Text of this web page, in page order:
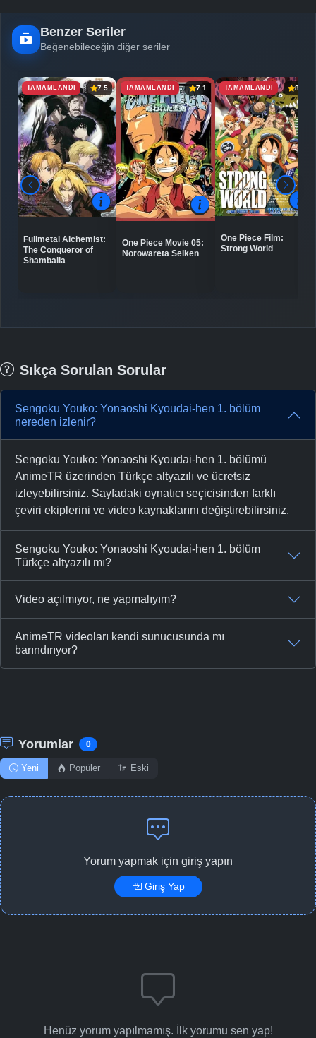
Benzer Seriler
Beğenebileceğin diğer seriler
TAMAMLANDI 7.5
Fullmetal Alchemist:
The Conqueror of
Shamballa
TAMAMLANDI 7.1
One Piece Movie 05:
Norowareta Seiken
TAMAMLANDI 8.0
One Piece Film:
Strong World
Sıkça Sorulan Sorular
Sengoku Youko: Yonaoshi Kyoudai-hen 1. bölüm
nereden izlenir?
Sengoku Youko: Yonaoshi Kyoudai-hen 1. bölümü
AnimeTR üzerinden Türkçe altyazılı ve ücretsiz
izleyebilirsiniz. Sayfadaki oynatıcı seçicisinden farklı
çeviri ekiplerini ve video kaynaklarını değiştirebilirsiniz.
Sengoku Youko: Yonaoshi Kyoudai-hen 1. bölüm
Türkçe altyazılı mı?
Video açılmıyor, ne yapmalıyım?
AnimeTR videoları kendi sunucusunda mı
barındırıyor?
Yorumlar 0
Yeni Popüler Eski
Yorum yapmak için giriş yapın
Giriş Yap
Henüz yorum yapılmamış. İlk yorumu sen yap!